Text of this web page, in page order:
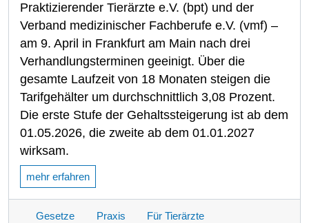
Praktizierender Tierärzte e.V. (bpt) und der
Verband medizinischer Fachberufe e.V. (vmf) –
am 9. April in Frankfurt am Main nach drei
Verhandlungsterminen geeinigt. Über die
gesamte Laufzeit von 18 Monaten steigen die
Tarifgehälter um durchschnittlich 3,08 Prozent.
Die erste Stufe der Gehaltssteigerung ist ab dem
01.05.2026, die zweite ab dem 01.01.2027
wirksam.
mehr erfahren
Gesetze Praxis Für Tierärzte